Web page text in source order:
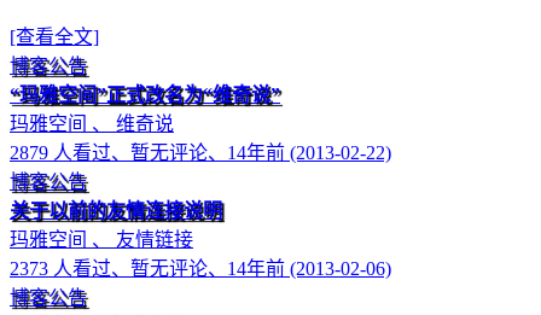
[查看全文]
博客公告
“玛雅空间”正式改名为“维奇说”
玛雅空间 、 维奇说
2879 人看过、暂无评论、14年前 (2013-02-22)
博客公告
关于以前的友情连接说明
玛雅空间 、 友情链接
2373 人看过、暂无评论、14年前 (2013-02-06)
博客公告